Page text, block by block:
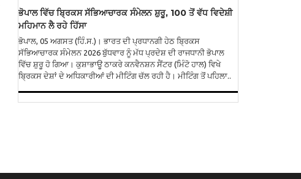
ਭੋਪਾਲ ਵਿੱਚ ਬ੍ਰਿਕਸ ਸੱਭਿਆਚਾਰਕ ਸੰਮੇਲਨ ਸ਼ੁਰੂ, 100 ਤੋਂ ਵੱਧ ਵਿਦੇਸ਼ੀ
ਮਹਿਮਾਨ ਲੈ ਰਹੇ ਹਿੱਸਾ
ਭੋਪਾਲ, 05 ਅਗਸਤ (ਹਿੰ.ਸ.)। ਭਾਰਤ ਦੀ ਪ੍ਰਧਾਨਗੀ ਹੇਠ ਬ੍ਰਿਕਸ
ਸੱਭਿਆਚਾਰਕ ਸੰਮੇਲਨ 2026 ਬੁੱਧਵਾਰ ਨੂੰ ਮੱਧ ਪ੍ਰਦੇਸ਼ ਦੀ ਰਾਜਧਾਨੀ ਭੋਪਾਲ
ਵਿੱਚ ਸ਼ੁਰੂ ਹੋ ਗਿਆ। ਕੁਸ਼ਾਭਾਊ ਠਾਕਰੇ ਕਨਵੈਨਸ਼ਨ ਸੈਂਟਰ (ਮਿੰਟੋ ਹਾਲ) ਵਿਖੇ
ਬ੍ਰਿਕਸ ਦੇਸ਼ਾਂ ਦੇ ਅਧਿਕਾਰੀਆਂ ਦੀ ਮੀਟਿੰਗ ਚੱਲ ਰਹੀ ਹੈ। ਮੀਟਿੰਗ ਤੋਂ ਪਹਿਲਾ..